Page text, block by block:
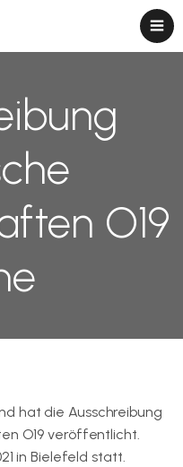
O19
hat die Ausschreibung
O19 veröffentlicht.
in Bielefeld statt.